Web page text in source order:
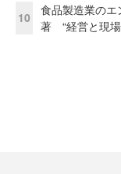
10
食品製造業の
著 “経営と現場